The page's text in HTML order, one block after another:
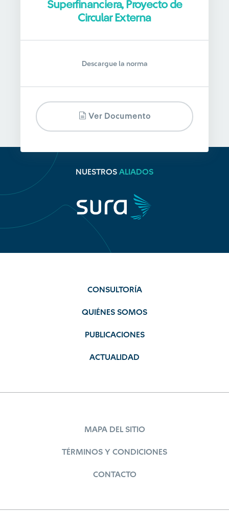
Superfinanciera, Proyecto de
Circular Externa
Descargue la norma
Ver Documento
NUESTROS ALIADOS
CONSULTORÍA
QUIÉNES SOMOS
PUBLICACIONES
ACTUALIDAD
MAPA DEL SITIO
TÉRMINOS Y CONDICIONES
CONTACTO